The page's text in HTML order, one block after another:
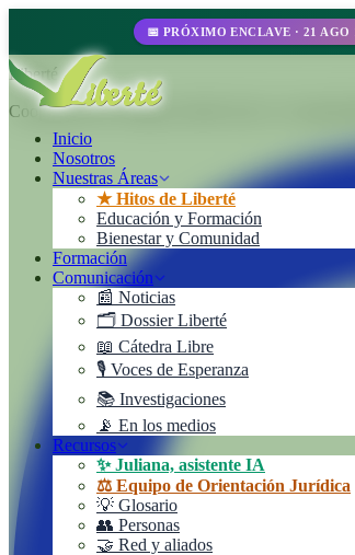
📅 PRÓXIMO ENCLAVE · 21 AGO
Inicio
Nosotros
Nuestras Áreas
★ Hitos de Liberté
Educación y Formación
Bienestar y Comunidad
Formación
Comunicación
📰 Noticias
🗂️ Dossier Liberté
📖 Cátedra Libre
🎙️ Voces de Esperanza
📚 Investigaciones
📡 En los medios
Recursos
✨ Juliana, asistente IA
⚖️ Equipo de Orientación Jurídica
💡 Glosario
👥 Personas
🤝 Red y aliados
Liberté
Cooperativa de Trabajo Liberté Ltda. Un